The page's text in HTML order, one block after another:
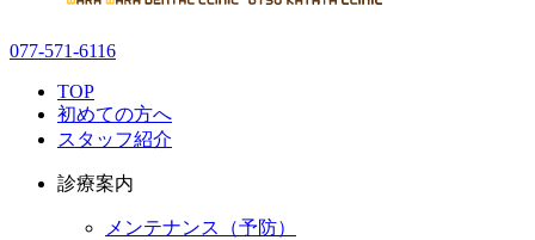
077-571-6116
TOP
初めての方へ
スタッフ紹介
診療案内
メンテナンス（予防）